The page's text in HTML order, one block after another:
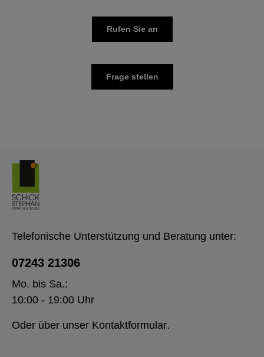
Rufen Sie an
Frage stellen
Telefonische Unterstützung und Beratung unter:
07243 21306
Mo. bis Sa.:
10:00 - 19:00 Uhr
Oder über unser Kontaktformular.